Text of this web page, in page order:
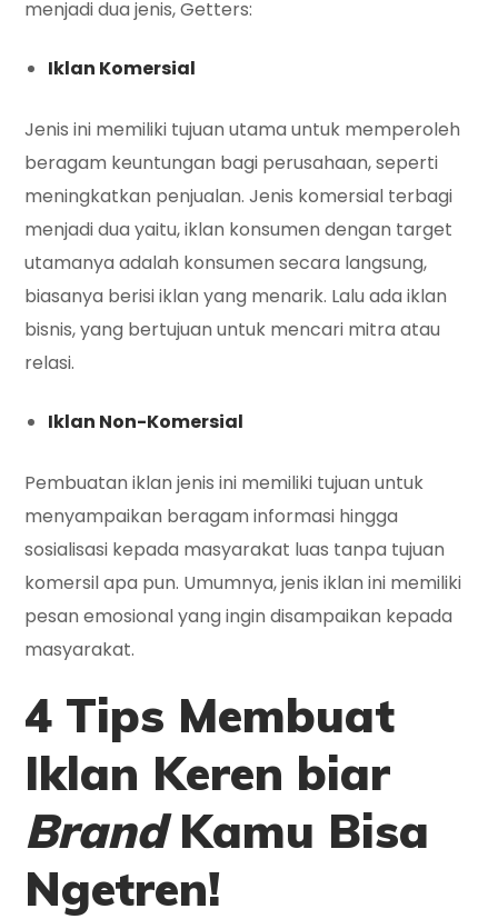
menjadi dua jenis, Getters:
Iklan Komersial
Jenis ini memiliki tujuan utama untuk memperoleh
beragam keuntungan bagi perusahaan, seperti
meningkatkan penjualan. Jenis komersial terbagi
menjadi dua yaitu, iklan konsumen dengan target
utamanya adalah konsumen secara langsung,
biasanya berisi iklan yang menarik. Lalu ada iklan
bisnis, yang bertujuan untuk mencari mitra atau
relasi.
Iklan Non-Komersial
Pembuatan iklan jenis ini memiliki tujuan untuk
menyampaikan beragam informasi hingga
sosialisasi kepada masyarakat luas tanpa tujuan
komersil apa pun. Umumnya, jenis iklan ini memiliki
pesan emosional yang ingin disampaikan kepada
masyarakat.
4 Tips Membuat
Iklan Keren biar
BrandKamu Bisa
Ngetren!